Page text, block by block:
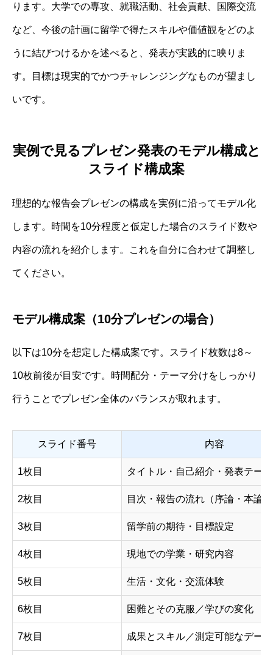
ります。大学での専攻、就職活動、社会貢献、国際交流
など、今後の計画に留学で得たスキルや価値観をどのよ
うに結びつけるかを述べると、発表が実践的に映りま
す。目標は現実的でかつチャレンジングなものが望まし
いです。
実例で見るプレゼン発表のモデル構成と
スライド構成案
理想的な報告会プレゼンの構成を実例に沿ってモデル化
します。時間を10分程度と仮定した場合のスライド数や
内容の流れを紹介します。これを自分に合わせて調整し
てください。
モデル構成案（10分プレゼンの場合）
以下は10分を想定した構成案です。スライド枚数は8～
10枚前後が目安です。時間配分・テーマ分けをしっかり
行うことでプレゼン全体のバランスが取れます。
スライド番号 内容
1枚目 タイトル・自己紹介・発表テーマ
2枚目 目次・報告の流れ（序論・本論
3枚目 留学前の期待・目標設定
4枚目 現地での学業・研究内容
5枚目 生活・文化・交流体験
6枚目 困難とその克服／学びの変化
7枚目 成果とスキル／測定可能なデータ